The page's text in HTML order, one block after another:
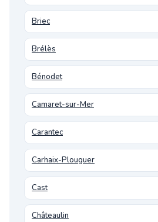
Briec
Brélès
Bénodet
Camaret-sur-Mer
Carantec
Carhaix-Plouguer
Cast
Châteaulin